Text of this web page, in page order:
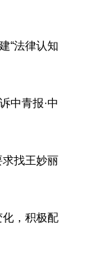
“法律认知
中青报·中
找王妙丽
，积极配